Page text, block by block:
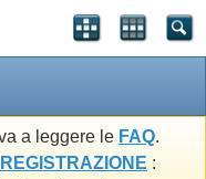
a leggere le FAQ.
REGISTRAZIONE :